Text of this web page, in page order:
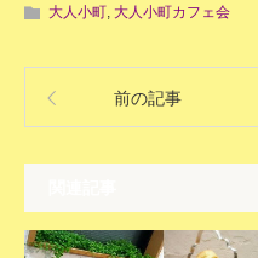
大人小町, 大人小町カフェ会
前の記事